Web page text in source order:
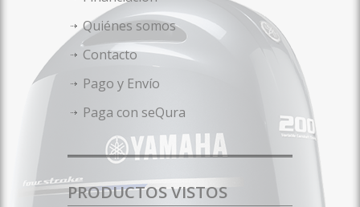
Quiénes somos
Contacto
Pago y Envío
Paga con seQura
PRODUCTOS VISTOS